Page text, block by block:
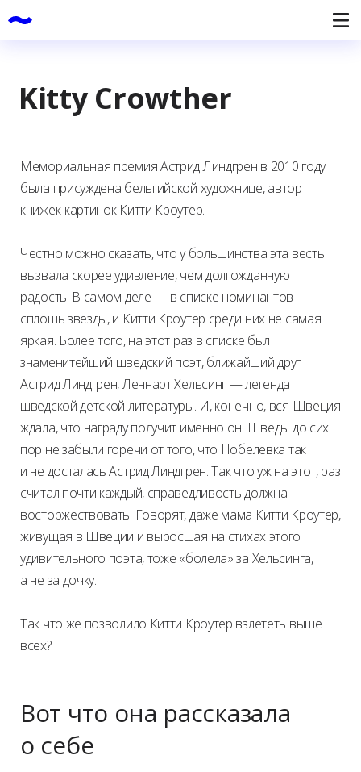
Kitty Crowther
Мемориальная премия Астрид Линдгрен в 2010 году
была присуждена бельгийской художнице, автор
книжек-картинок Китти Кроутер.
Честно можно сказать, что у большинства эта весть
вызвала скорее удивление, чем долгожданную
радость. В самом деле — в списке номинантов —
сплошь звезды, и Китти Кроутер среди них не самая
яркая. Более того, на этот раз в списке был
знаменитейший шведский поэт, ближайший друг
Астрид Линдгрен, Леннарт Хельсинг — легенда
шведской детской литературы. И, конечно, вся Швеция
ждала, что награду получит именно он. Шведы до сих
пор не забыли горечи от того, что Нобелевка так
и не досталась Астрид Линдгрен. Так что уж на этот, раз
считал почти каждый, справедливость должна
восторжествовать! Говорят, даже мама Китти Кроутер,
живущая в Швеции и выросшая на стихах этого
удивительного поэта, тоже «болела» за Хельсинга,
а не за дочку.
Так что же позволило Китти Кроутер взлететь выше
всех?
Вот что она рассказала
о себе